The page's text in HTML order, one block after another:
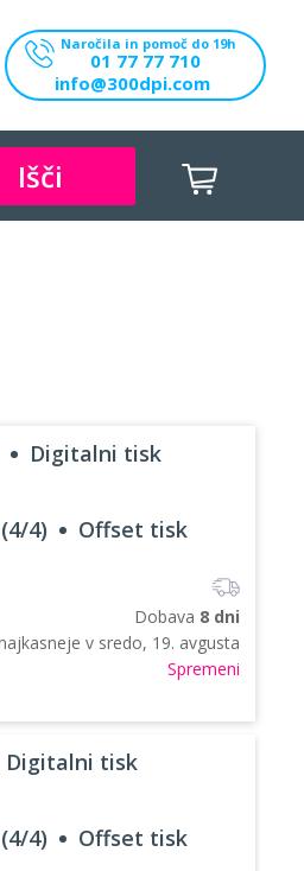
Naročila in pomoč do 19h
01 77 77 710
info@300dpi.com
Išči
Digitalni tisk
4) Offset tisk
Dobava 8 dni
v sredo, 19. avgusta
Spremeni
Digitalni tisk
4) Offset tisk